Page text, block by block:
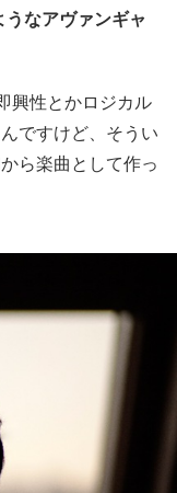
うなアヴァンギャ
興性とかロジカル
ですけど、そうい
ら楽曲として作っ